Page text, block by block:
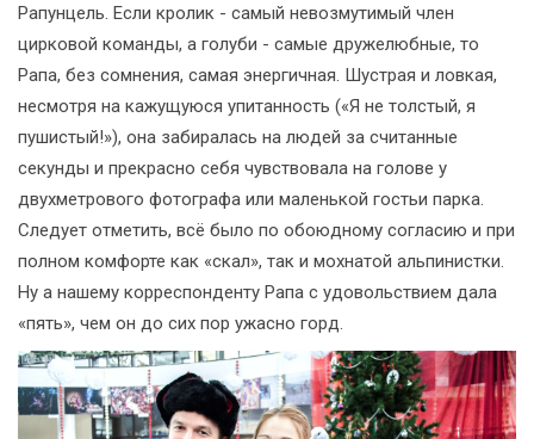
Рапунцель. Если кролик - самый невозмутимый член
цирковой команды, а голуби - самые дружелюбные, то
Рапа, без сомнения, самая энергичная. Шустрая и ловкая,
несмотря на кажущуюся упитанность («Я не толстый, я
пушистый!»), она забиралась на людей за считанные
секунды и прекрасно себя чувствовала на голове у
двухметрового фотографа или маленькой гостьи парка.
Следует отметить, всё было по обоюдному согласию и при
полном комфорте как «скал», так и мохнатой альпинистки.
Ну а нашему корреспонденту Рапа с удовольствием дала
«пять», чем он до сих пор ужасно горд.